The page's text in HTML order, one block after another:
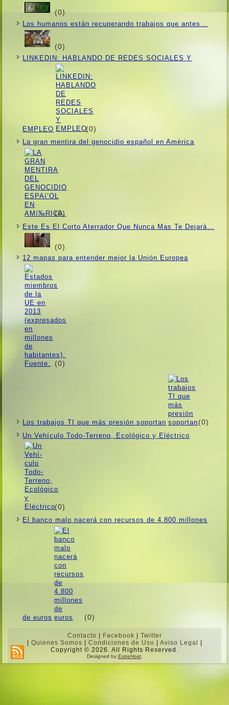
(0)
Los humanos están recuperando trabajos que antes…
(0)
LINKEDIN: HABLANDO DE REDES SOCIALES Y
EMPLEO (0)
La gran mentira del genocidio español en América
(0)
Este Es El Corto Aterrador Que Nunca Mas Te Dejará…
(0)
12 mapas para entender mejor la Unión Europea
(0)
Los trabajos TI que más presión soportan (0)
Un Vehí­culo Todo-Terreno, Ecológico y Eléctrico
(0)
El banco malo nacerá con recursos de 4.800 millones
de euros (0)
Contacto | Facebook | Twitter
| Quienes Somos | Condiciones de Uso | Aviso Legal |
Copyright © 2026. All Rights Reserved.
Designed by ExtreHost.